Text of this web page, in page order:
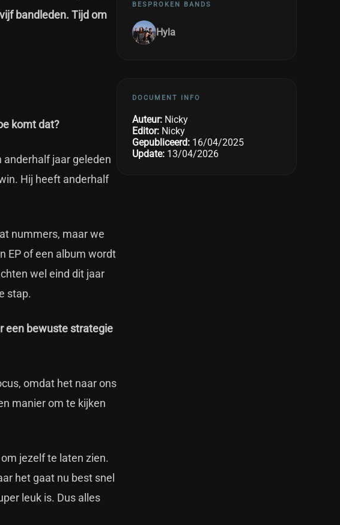
bandleden. Tijd om
komt dat?
anderhalf jaar geleden
Hij heeft anderhalf
nummers, maar we
EP of een album wordt
wel eind dit jaar
stap.
een bewuste strategie
omdat het naar ons
manier om te kijken
jezelf te laten zien.
het gaat nu best snel
leuk is. Dus alles
BESPROKEN BANDS
Hyla
DOCUMENT INFO
Auteur: Nicky
Editor: Nicky
Gepubliceerd: 16/04/2025
Update: 13/04/2026